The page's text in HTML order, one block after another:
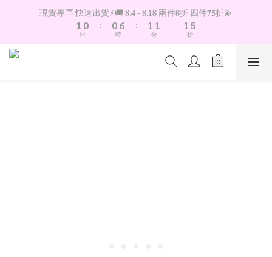
現貨專區 快速出貨⚡️🚚 𝟖.𝟒 - 𝟖.𝟏𝟖 兩件𝟖折 四件𝟕𝟓折💫
2
1
0
1
0
日
:
1
0
7
6
5
時
:
2
1
0
2
1
0
分
:
2
1
0
5
4
3
2
1
秒